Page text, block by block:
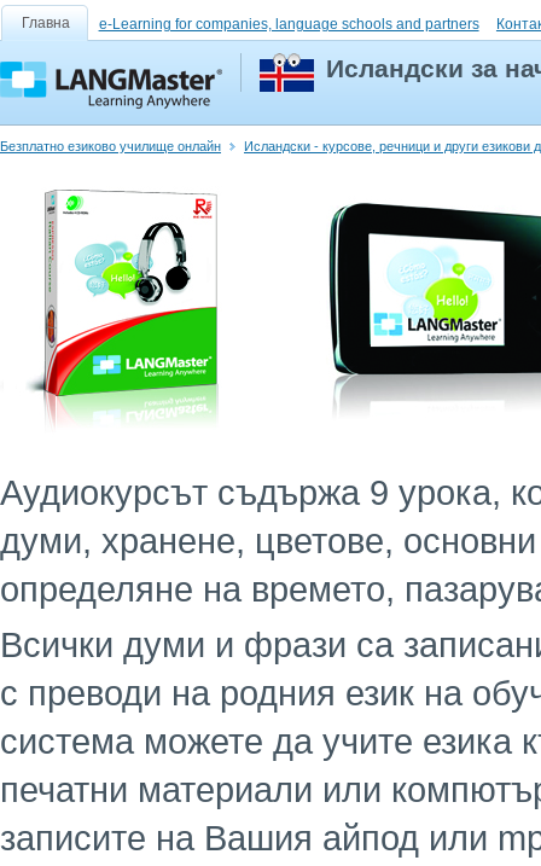
Главна e-Learning for companies, language schools and partners
Исландски за
Безплатно езиково училище онлайн Исландски - курсове, речници и други езикови
Аудиокурсът съдържа 9 урока,
думи, хранене, цветове,
определяне на времето,
Всички думи и фрази са
с преводи на родния език на
система можете да учите езика
печатни материали или
записите на Вашия айпод или